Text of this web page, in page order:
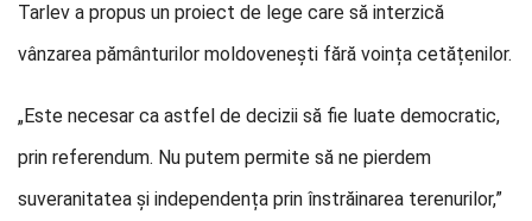
Tarlev a propus un proiect de lege care să interzică
vânzarea pământurilor moldovenești fără voința cetățenilor.
„Este necesar ca astfel de decizii să fie luate democratic,
prin referendum. Nu putem permite să ne pierdem
suveranitatea și independența prin înstrăinarea terenurilor,”